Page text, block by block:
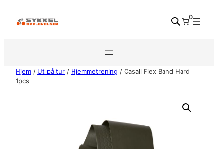
0
Hjem / Ut på tur / Hjemmetrening / Casall Flex Band Hard
1pcs